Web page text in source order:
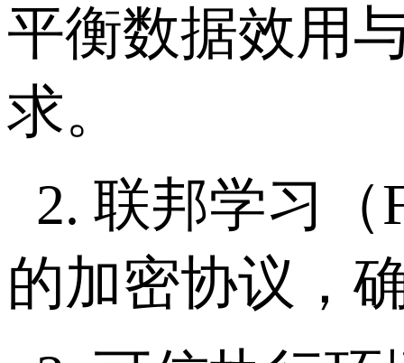
平衡数据效用
求。
2. 联邦学习（
的加密协议，